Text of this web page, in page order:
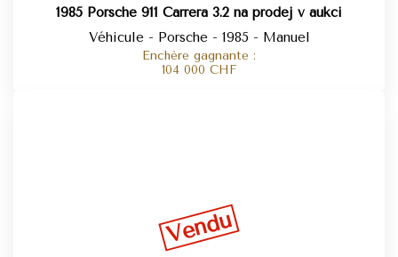
1985 Porsche 911 Carrera 3.2 na prodej v aukci
Véhicule - Porsche - 1985 - Manuel
Enchère gagnante :
104 000 CHF
Vendu